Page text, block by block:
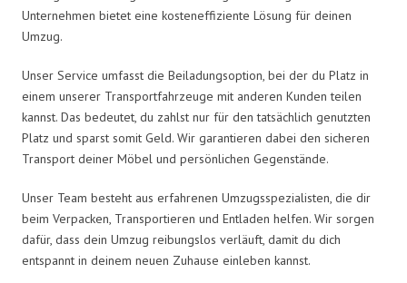
Unternehmen bietet eine kosteneffiziente Lösung für deinen
Umzug.
Unser Service umfasst die Beiladungsoption, bei der du Platz in
einem unserer Transportfahrzeuge mit anderen Kunden teilen
kannst. Das bedeutet, du zahlst nur für den tatsächlich genutzten
Platz und sparst somit Geld. Wir garantieren dabei den sicheren
Transport deiner Möbel und persönlichen Gegenstände.
Unser Team besteht aus erfahrenen Umzugsspezialisten, die dir
beim Verpacken, Transportieren und Entladen helfen. Wir sorgen
dafür, dass dein Umzug reibungslos verläuft, damit du dich
entspannt in deinem neuen Zuhause einleben kannst.